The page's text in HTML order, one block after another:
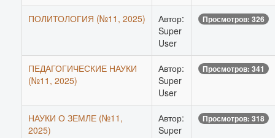
ПОЛИТОЛОГИЯ (№11, 2025)
Автор:
Super
User
Просмотров: 326
ПЕДАГОГИЧЕСКИЕ НАУКИ
(№11, 2025)
Автор:
Super
User
Просмотров: 341
НАУКИ О ЗЕМЛЕ (№11,
2025)
Автор:
Super
Просмотров: 318